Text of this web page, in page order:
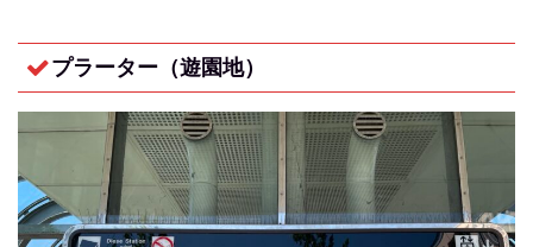
プラーター（遊園地）